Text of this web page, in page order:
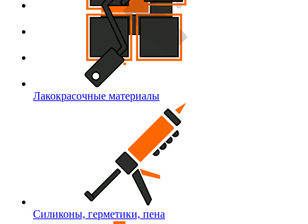
Лакокрасочные материалы
Силиконы, герметики, пена